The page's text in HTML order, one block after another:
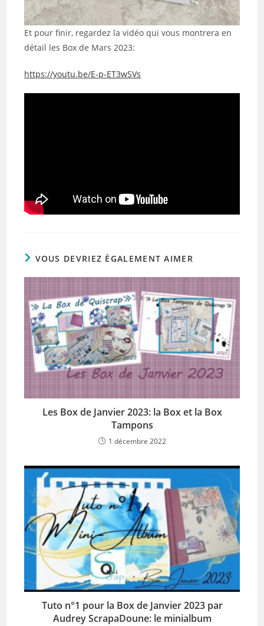
Et pour finir, regardez la vidéo qui vous montrera en
détail les Box de Mars 2023:
https://youtu.be/E-p-ET3wSVs
VOUS DEVRIEZ ÉGALEMENT AIMER
Les Box de Janvier 2023: la Box et la Box
Tampons
1 décembre 2022
Tuto n°1 pour la Box de Janvier 2023 par
Audrey ScrapaDoune: le minialbum